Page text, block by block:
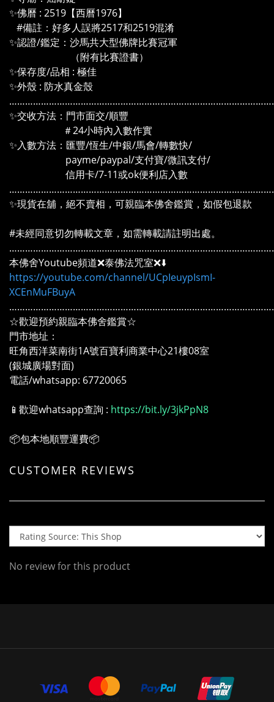
✨佛曆 : 2519【西曆1976】
#備註：好多人誤將2517和2519混淆
✨認證/鑑定：沙馬共大型佛牌比賽冠軍
（附有比賽證書）
✨保存度/品相 : 極佳
✨外殼 : 防水真金殼
✨交收方法：門市面交/順豐
＃24小時內入數作實
✨入數方法：匯豐/恆生/中銀/馬會/轉數快/
payme/paypal/支付寶/微訊支付/
信用卡/7-11或ok便利店入數
✨現貨在舖，絕不賣相，可親臨本佛舍鑑賞，如假包退款
#未經同意切勿轉載文章，如需轉載請註明出處。
本佛舍Youtube頻道❌泰佛法咒室❌⬇️
https://youtube.com/channel/UCpIeuypIsmI-
XCEnMuFBuyA
☆歡迎預約親臨本佛舍鑑賞☆
門市地址：
旺角西洋菜南街1A號百寶利商業中心21樓08室
(銀城廣場對面)
電話/whatsapp: 67720065
📱歡迎whatsapp查詢 : https://bit.ly/3jkPpN8
📦包本地順豐運費📦
CUSTOMER REVIEWS
No review for this product